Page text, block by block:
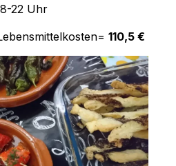
22 Uhr
110,5 €